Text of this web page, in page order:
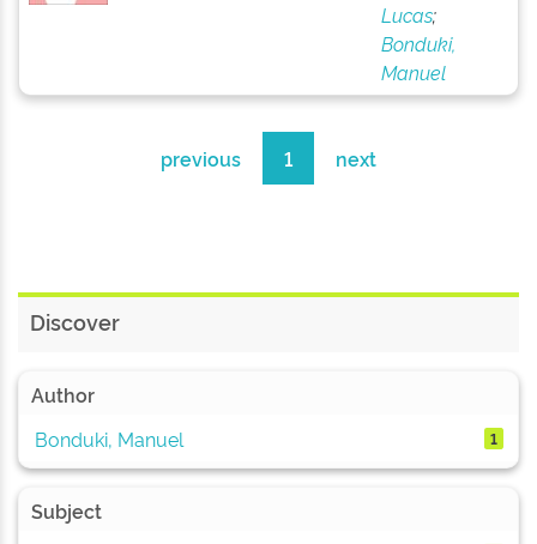
Lucas;
Bonduki,
Manuel
previous 1 next
Discover
Author
Bonduki, Manuel
1
Subject